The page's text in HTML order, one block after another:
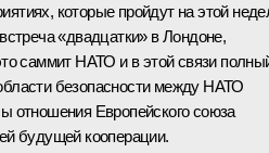
которые пройдут на этой
«двадцатки» в Лондоне,
саммит НАТО и в этой связи
безопасности между НАТО
отношения Европейского союза
будущей кооперации.